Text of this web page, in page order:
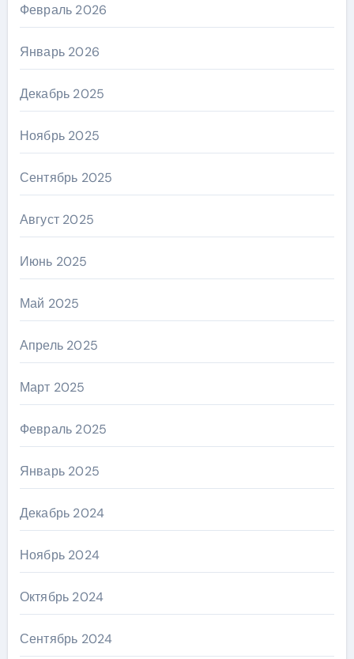
Февраль 2026
Январь 2026
Декабрь 2025
Ноябрь 2025
Сентябрь 2025
Август 2025
Июнь 2025
Май 2025
Апрель 2025
Март 2025
Февраль 2025
Январь 2025
Декабрь 2024
Ноябрь 2024
Октябрь 2024
Сентябрь 2024